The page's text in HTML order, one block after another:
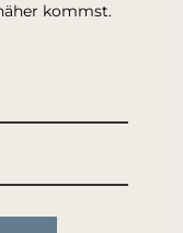
kommst.